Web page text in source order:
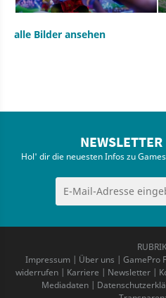
alle Bilder ansehen
Hol' dir die neuesten Infos zu
Impressum| Über uns GamePro
widerrufen
Karriere Newsletter
Mediadaten|